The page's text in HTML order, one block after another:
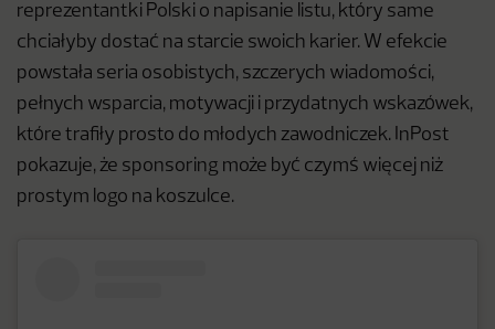
reprezentantki Polski o napisanie listu, który same
chciałyby dostać na starcie swoich karier. W efekcie
powstała seria osobistych, szczerych wiadomości,
pełnych wsparcia, motywacji i przydatnych wskazówek,
które trafiły prosto do młodych zawodniczek. InPost
pokazuje, że sponsoring może być czymś więcej niż
prostym logo na koszulce.